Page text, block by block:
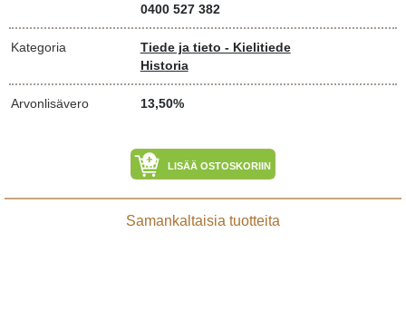
0400 527 382
Kategoria
Tiede ja tieto - Kielitiede
Historia
Arvonlisävero 13,50%
LISÄÄ OSTOSKORIIN
Samankaltaisia tuotteita